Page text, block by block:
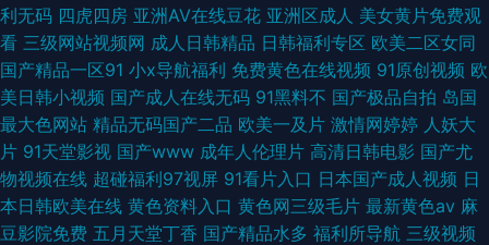
利无码 四虎四房 亚洲AV在线豆花 亚洲区成人 美女黄片免费观
看 三级网站视频网 成人日韩精品 日韩福利专区 欧美二区女同
国产精品一区91 小x导航福利 免费黄色在线视频 91原创视频 欧
美日韩小视频 国产成人在线无码 91黑料不 国产极品自拍 岛国
最大色网站 精品无码国产二品 欧美一及片 激情网婷婷 人妖大
片 91天堂影视 国产www 成年人伦理片 高清日韩电影 国产尤
物视频在线 超碰福利97视屏 91看片入口 日本国产成人视频 日
本日韩欧美在线 黄色资料入口 黄色网三级毛片 最新黄色av 麻
豆影院免费 五月天堂丁香 国产精品水多 福利所导航 三级视频